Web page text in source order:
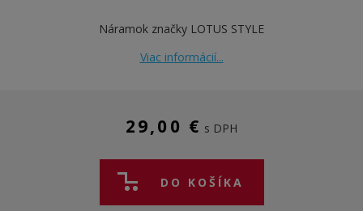
Náramok značky LOTUS STYLE
Viac informácií...
29,00 € s DPH
DO KOŠÍKA